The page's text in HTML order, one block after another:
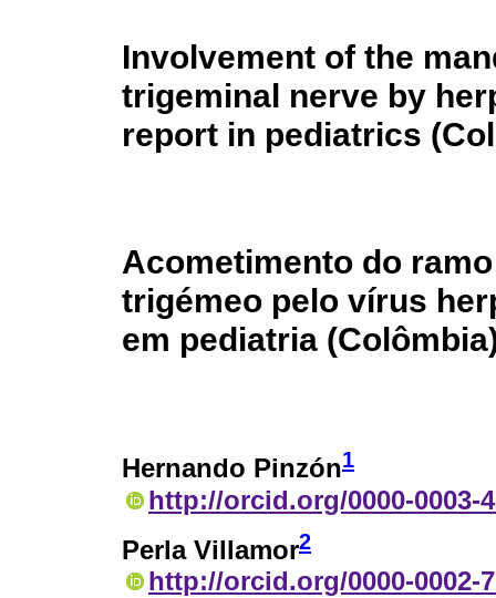
Involvement of the
trigeminal nerve by
report in pediatrics
Acometimento do
trigémeo pelo vírus
em pediatria
Hernando Pinzón1
http://orcid.org/0000-0003-
Perla Villamor2
http://orcid.org/0000-0002-